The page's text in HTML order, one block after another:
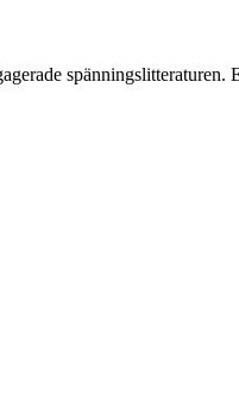
spänningslitteraturen.